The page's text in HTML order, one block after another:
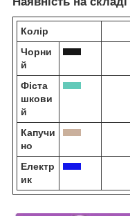
Колір
Чорни
й
Фіста
шкови
й
Капучи
но
Електр
ик